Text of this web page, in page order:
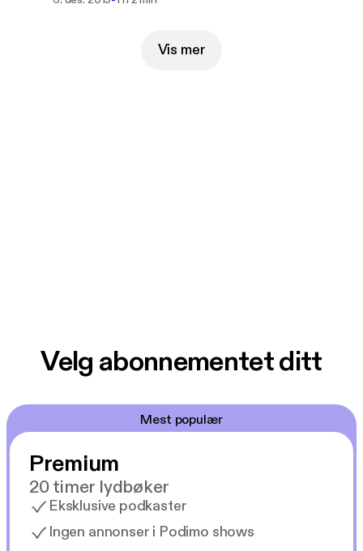
Vis mer
Velg abonnementet ditt
Mest populær
Premium
20 timer lydbøker
Eksklusive podkaster
Ingen annonser i Podimo shows